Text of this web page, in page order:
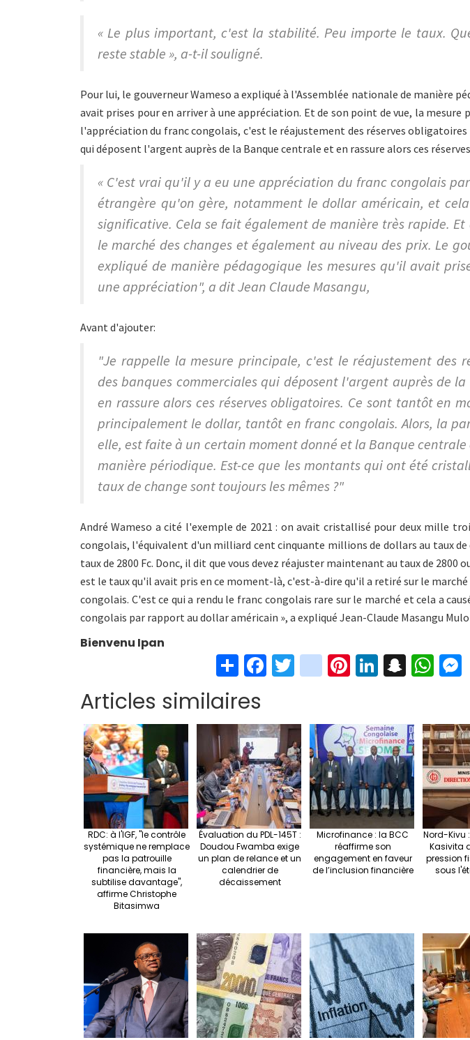
« Le plus important, c'est la stabilité. Peu importe le taux.
reste stable », a-t-il souligné.
Pour lui, le gouverneur Wameso a expliqué à l'Assemblée nationale de manière
avait prises pour en arriver à une appréciation. Et de son point de vue, la mesure
l'appréciation du franc congolais, c'est le réajustement des réserves obligatoires
qui déposent l'argent auprès de la Banque centrale et en rassure alors ces
« C'est vrai qu'il y a eu une appréciation du franc congolais
étrangère qu'on gère, notamment le dollar américain, et
significative. Cela se fait également de manière très rapide.
le marché des changes et également au niveau des prix. Le
expliqué de manière pédagogique les mesures qu'il avait
une appréciation", a dit Jean Claude Masangu,
Avant d'ajouter:
"Je rappelle la mesure principale, c'est le réajustement des
des banques commerciales qui déposent l'argent auprès de
en rassure alors ces réserves obligatoires. Ce sont tantôt en
principalement le dollar, tantôt en franc congolais. Alors, la
elle, est faite à un certain moment donné et la Banque centrale
manière périodique. Est-ce que les montants qui ont été
taux de change sont toujours les mêmes ?"
André Wameso a cité l'exemple de 2021 : on avait cristallisé pour deux mille
congolais, l'équivalent d'un milliard cent cinquante millions de dollars au taux de
taux de 2800 Fc. Donc, il dit que vous devez réajuster maintenant au taux de 2800
est le taux qu'il avait pris en ce moment-là, c'est-à-dire qu'il a retiré sur le
congolais. C'est ce qui a rendu le franc congolais rare sur le marché et cela a
congolais par rapport au dollar américain », a expliqué Jean-Claude Masangu
Bienvenu Ipan
S
h
ar
e
Fa
ce
o
o
k
T
wi
er
in
st
ra
m
Pi
nt
es
t
Li
n
dI
n
S
n
pc
h
at
W
h
sA
p
p
Articles similaires
RDC: à l'IGF, "le contrôle
systémique ne remplace
pas la patrouille
financière, mais la
subtilise davantage",
affirme Christophe
Bitasimwa
Évaluation du PDL-145T :
Doudou Fwamba exige
un plan de relance et un
calendrier de
décaissement
Microfinance : la BCC
réaffirme son
engagement en faveur
de l’inclusion financière
Nord-Kivu
Kasivita
pression
sous